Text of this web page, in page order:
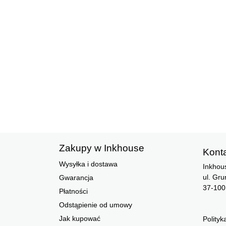
Zakupy w Inkhouse
Wysyłka i dostawa
Gwarancja
Płatności
Odstąpienie od umowy
Jak kupować
ul.
37-